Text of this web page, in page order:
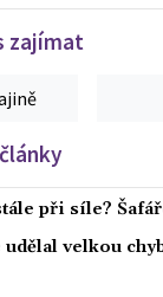
zajímat
při síle?
udělal velkou